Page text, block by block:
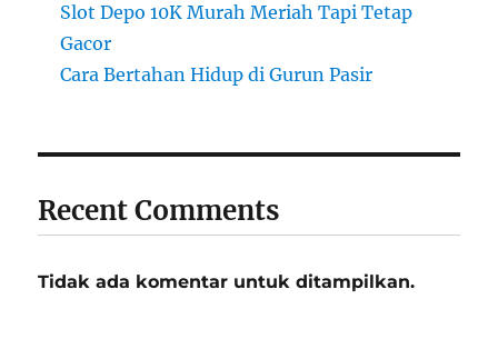
Slot Depo 10K Murah Meriah Tapi Tetap
Gacor
Cara Bertahan Hidup di Gurun Pasir
Recent Comments
Tidak ada komentar untuk ditampilkan.